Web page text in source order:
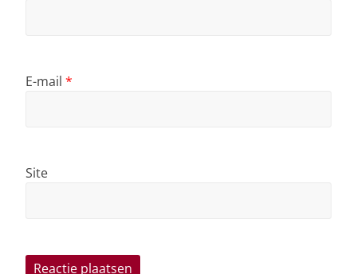
E-mail *
Site